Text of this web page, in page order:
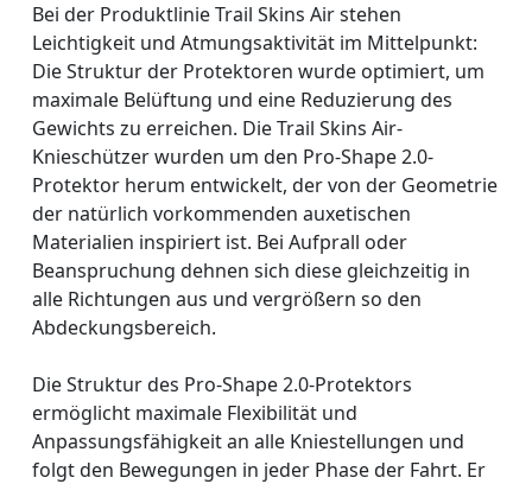
Bei der Produktlinie Trail Skins Air stehen
Leichtigkeit und Atmungsaktivität im Mittelpunkt:
Die Struktur der Protektoren wurde optimiert, um
maximale Belüftung und eine Reduzierung des
Gewichts zu erreichen. Die Trail Skins Air-
Knieschützer wurden um den Pro-Shape 2.0-
Protektor herum entwickelt, der von der Geometrie
der natürlich vorkommenden auxetischen
Materialien inspiriert ist. Bei Aufprall oder
Beanspruchung dehnen sich diese gleichzeitig in
alle Richtungen aus und vergrößern so den
Abdeckungsbereich.
Die Struktur des Pro-Shape 2.0-Protektors
ermöglicht maximale Flexibilität und
Anpassungsfähigkeit an alle Kniestellungen und
folgt den Bewegungen in jeder Phase der Fahrt. Er